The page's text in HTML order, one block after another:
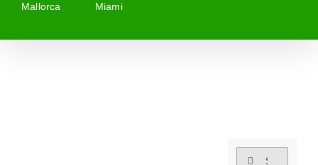
Mallorca Miami
Suche